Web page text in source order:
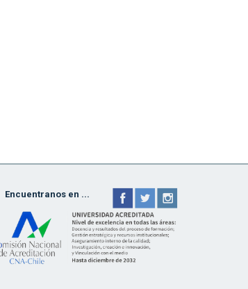
Encuentranos en ...